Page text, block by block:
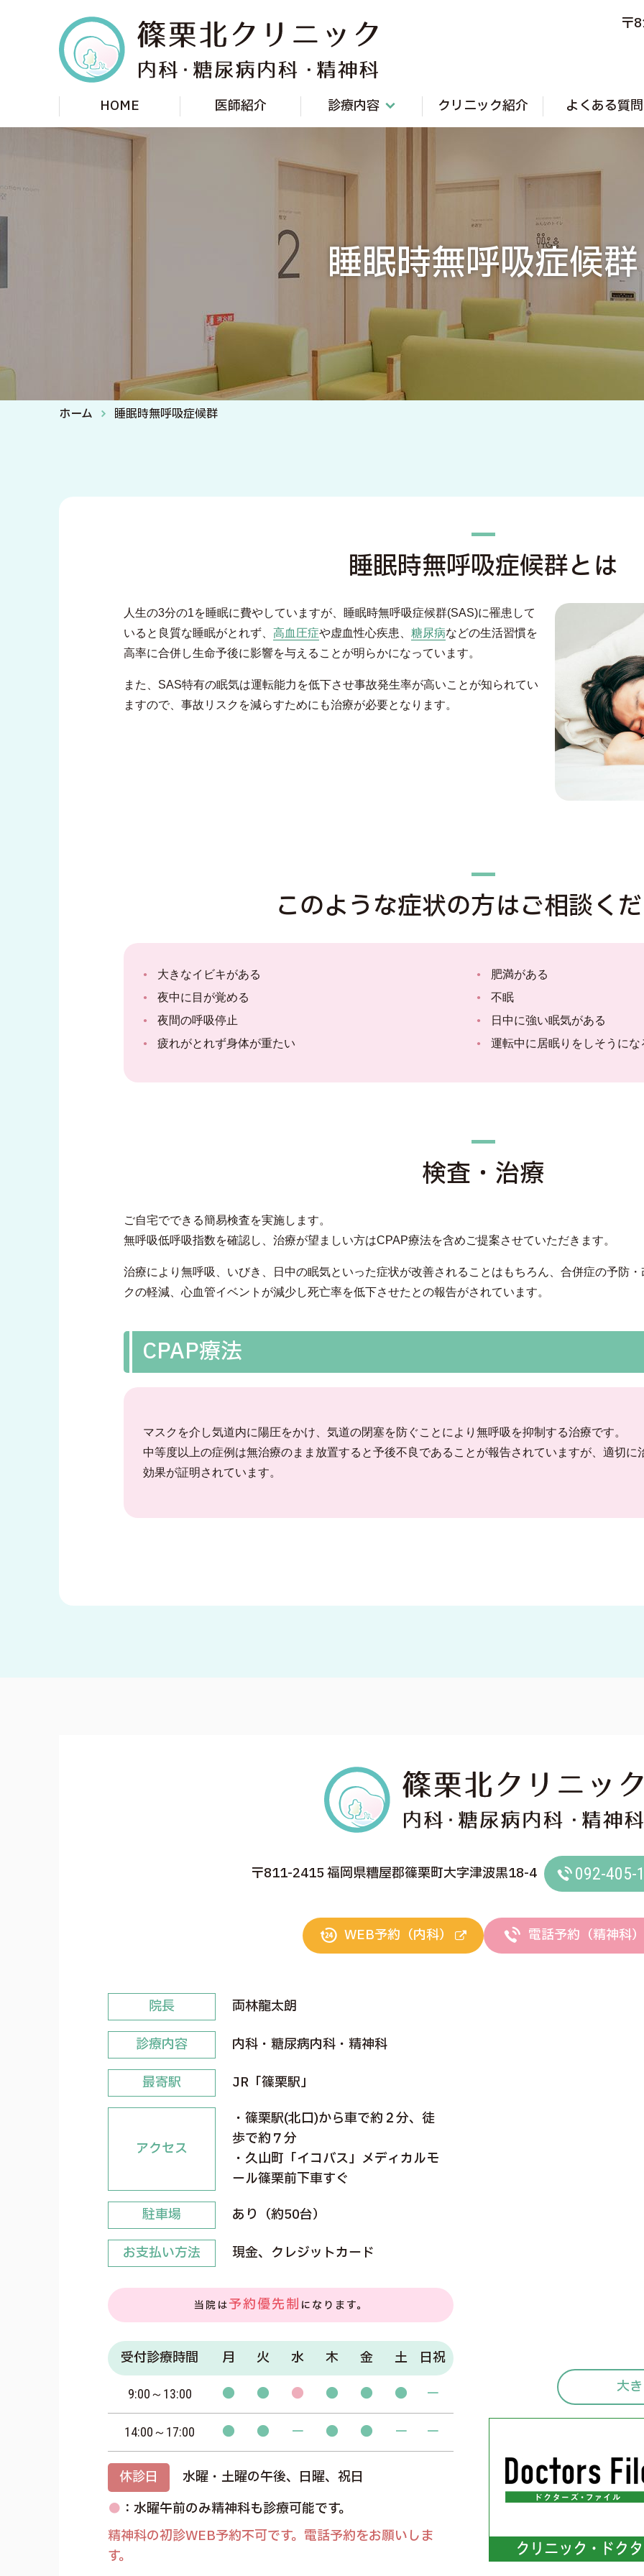
〒
HOME 医師紹介 診療内容 クリニック紹介 よくある質問
睡眠時無呼吸症候群
ホーム 睡眠時無呼吸症候群
睡眠時無呼吸症候群とは
人生の3分の1を睡眠に費やしていますが、睡眠時無呼吸症候群(SAS)に罹患して
いると良質な睡眠がとれず、 高血圧症や虚血性心疾患、 糖尿病などの生活習慣を
高率に合併し生命予後に影響を与えることが明らかになっています。
また、SAS特有の眠気は運転能力を低下させ事故発生率が高いことが知られてい
ますので、事故リスクを減らすためにも治療が必要となります。
このような症状の方はご相談く
大きなイビキがある
肥満がある
夜中に目が覚める
不眠
夜間の呼吸停止
日中に強い眠気がある
疲れがとれず身体が重たい
運転中に居眠りをしそうにな
検査・治療
ご自宅でできる簡易検査を実施します。
無呼吸低呼吸指数を確認し、治療が望ましい方はCPAP療法を含めご提案させていただきます。
治療により無呼吸、いびき、日中の眠気といった症状が改善されることはもちろん、合併症の予防
クの軽減、心血管イベントが減少し死亡率を低下させたとの報告がされています。
CPAP療法
マスクを介し気道内に陽圧をかけ、気道の閉塞を防ぐことにより無呼吸を抑制する治療です。
中等度以上の症例は無治療のまま放置すると予後不良であることが報告されていますが、適切に
効果が証明されています。
〒811-2415 福岡県糟屋郡篠栗町大字津波黒18-4 092-405-
WEB予約（内科） 電話予約（精神科）
院長
両林龍太朗
診療内容
内科・糖尿病内科・精神科
最寄駅
JR「篠栗駅」
アクセス
・篠栗駅(北口)から車で約２分、徒
歩で約７分
・久山町「イコバス」メディカルモ
ール篠栗前下車すぐ
駐車場
あり（約50台）
お支払い方法
現金、クレジットカード
当院は予約優先制 になります。
休診日
水曜・土曜の午後、日曜、祝日
● ：水曜午前のみ精神科も診療可能です。
精神科の初診WEB予約不可です。電話予約をお願いしま
す。
受付診療時間 月 火 水 木 金 土 日祝
9:00～13:00 ● ● ● ● ● ● －
14:00～17:00 ● ● － ● ● － －
大